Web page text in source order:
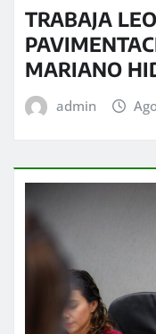
TRABAJA
MARIANO
admin